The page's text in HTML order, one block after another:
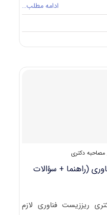
ادامه مطلب…
مصاحبه دکتری
(راهنما + سؤالات
ریززیست فناوری لازم